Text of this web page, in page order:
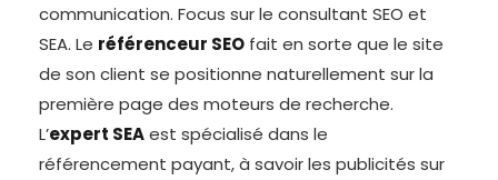
communication. Focus sur le consultant SEO et
SEA. Le référenceur SEO fait en sorte que le site
de son client se positionne naturellement sur la
première page des moteurs de recherche.
L’expert SEAest spécialisé dans le
référencement payant, à savoir les publicités sur